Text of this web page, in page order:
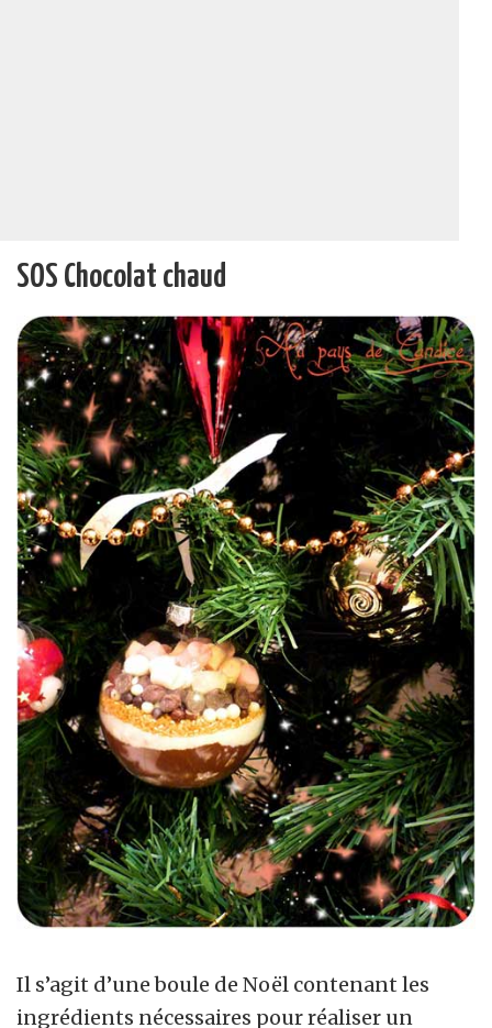
SOS Chocolat chaud
Il s’agit d’une boule de Noël contenant les
ingrédients nécessaires pour réaliser un